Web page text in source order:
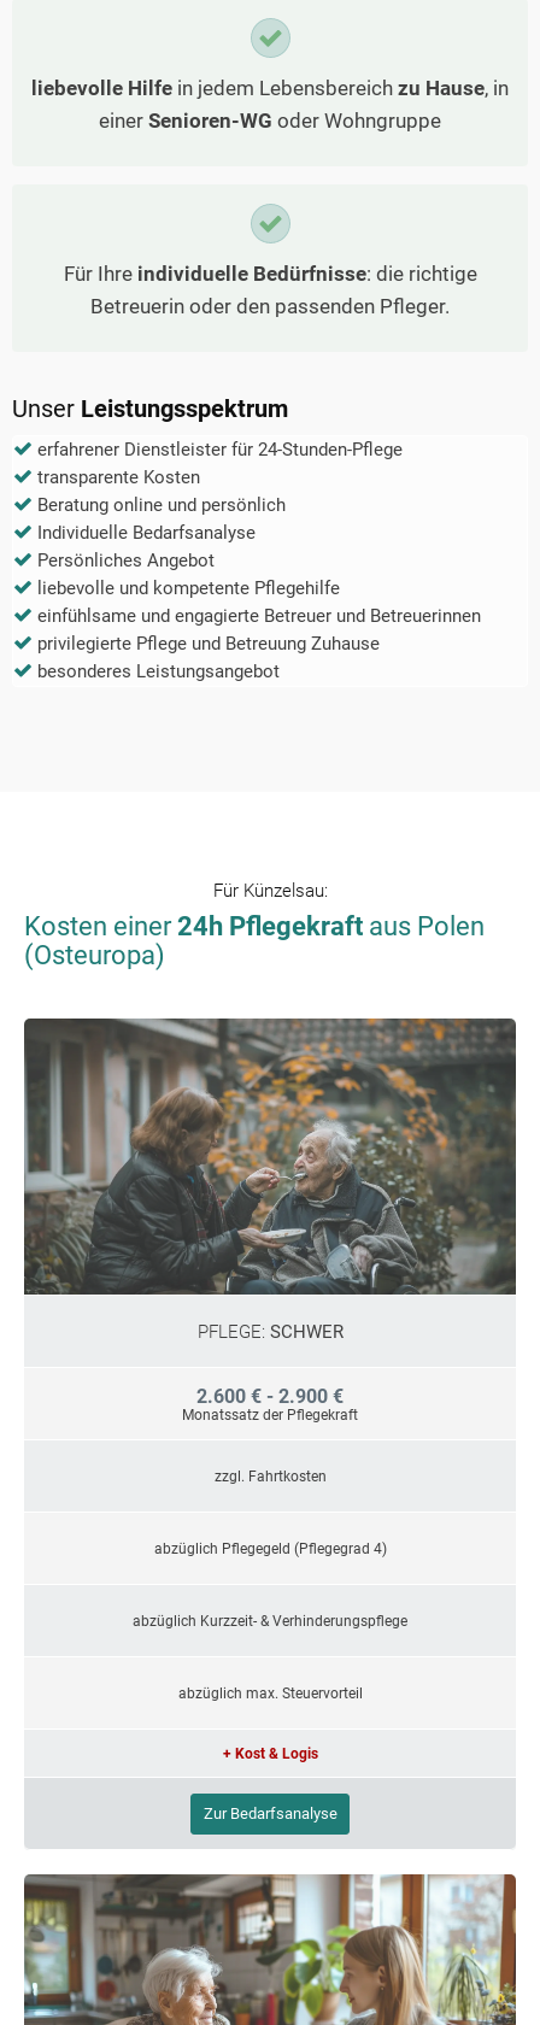
liebevolle Hilfe in jedem Lebensbereich zu Hause, in
einer Senioren-WG oder Wohngruppe
Für Ihre individuelle Bedürfnisse: die richtige
Betreuerin oder den passenden Pfleger.
Unser Leistungsspektrum
erfahrener Dienstleister für 24-Stunden-Pflege
transparente Kosten
Beratung online und persönlich
Individuelle Bedarfsanalyse
Persönliches Angebot
liebevolle und kompetente Pflegehilfe
einfühlsame und engagierte Betreuer und Betreuerinnen
privilegierte Pflege und Betreuung Zuhause
besonderes Leistungsangebot
Für Künzelsau:
Kosten einer24h Pflegekraft aus Polen
(Osteuropa)
PFLEGE: SCHWER
2.600 € - 2.900 €
Monatssatz der Pflegekraft
zzgl. Fahrtkosten
abzüglich Pflegegeld (Pflegegrad 4)
abzüglich Kurzzeit- & Verhinderungspflege
abzüglich max. Steuervorteil
+ Kost & Logis
Zur Bedarfsanalyse